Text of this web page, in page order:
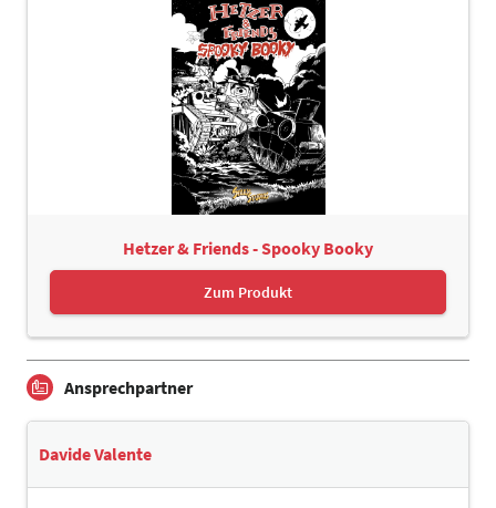
Hetzer & Friends - Spooky Booky
Zum Produkt
Ansprechpartner
Davide Valente